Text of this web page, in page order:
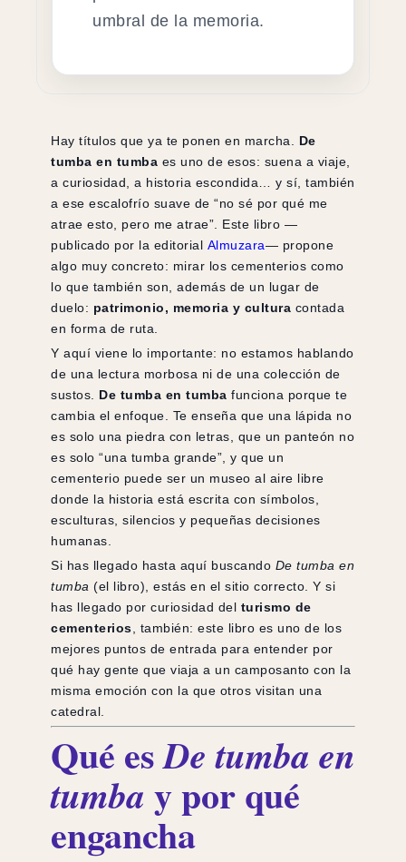
umbral de la memoria.
Hay títulos que ya te ponen en marcha. De
tumba en tumba es uno de esos: suena a viaje,
a curiosidad, a historia escondida… y sí, también
a ese escalofrío suave de “no sé por qué me
atrae esto, pero me atrae”. Este libro —
publicado por la editorial Almuzara— propone
algo muy concreto: mirar los cementerios como
lo que también son, además de un lugar de
duelo: patrimonio, memoria y cultura contada
en forma de ruta.
Y aquí viene lo importante: no estamos hablando
de una lectura morbosa ni de una colección de
sustos. De tumba en tumba funciona porque te
cambia el enfoque. Te enseña que una lápida no
es solo una piedra con letras, que un panteón no
es solo “una tumba grande”, y que un
cementerio puede ser un museo al aire libre
donde la historia está escrita con símbolos,
esculturas, silencios y pequeñas decisiones
humanas.
Si has llegado hasta aquí buscando De tumba en
tumba (el libro), estás en el sitio correcto. Y si
has llegado por curiosidad del turismo de
cementerios , también: este libro es uno de los
mejores puntos de entrada para entender por
qué hay gente que viaja a un camposanto con la
misma emoción con la que otros visitan una
catedral.
Qué esDe tumba en
tumba y por qué
engancha